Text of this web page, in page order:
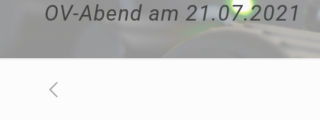
OV-Abend am 21.07.2021